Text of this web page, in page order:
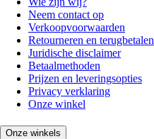
Neem contact op
Verkoopvoorwaarden
Retourneren en terugbetalen
Juridische disclaimer
Betaalmethoden
Prijzen en leveringsopties
Privacy verklaring
Onze winkel
Onze winkels